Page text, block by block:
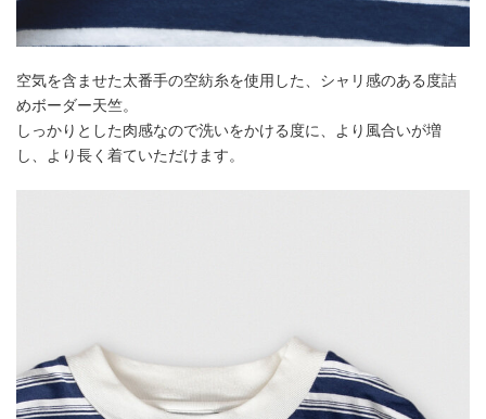
空気を含ませた太番手の空紡糸を使用した、シャリ感のある度詰
めボーダー天竺。
しっかりとした肉感なので洗いをかける度に、より風合いが増
し、より長く着ていただけます。